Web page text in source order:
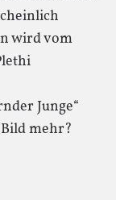
wird vom
Junge“
mehr?